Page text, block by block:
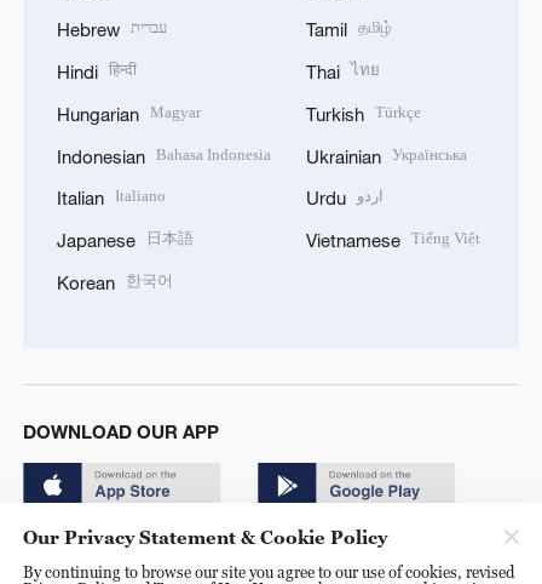
Hebrew עברית
Hindi हिन्दी
Hungarian Magyar
Indonesian Bahasa Indonesia
Italian Italiano
Japanese 日本語
Korean 한국어
Tamil தமிழ்
Thai ไทย
Turkish Türkçe
Ukrainian Українська
Urdu اردو
Vietnamese Tiếng Việt
DOWNLOAD OUR APP
Our Privacy Statement & Cookie Policy
By continuing to browse our site you agree to our use of cookies, revised